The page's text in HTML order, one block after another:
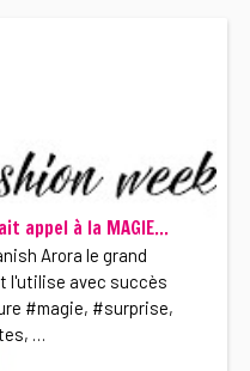
appel à la MAGIE...
Arora le grand
l'utilise avec succès
#magie, #surprise,
…